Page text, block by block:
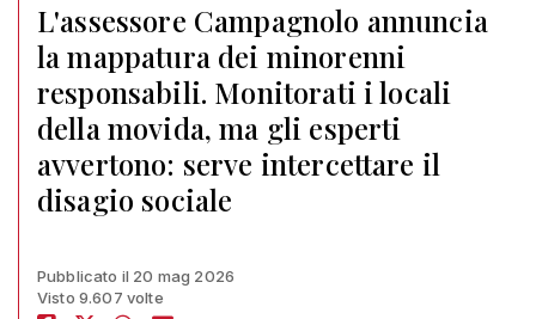
L'assessore Campagnolo annuncia
la mappatura dei minorenni
responsabili. Monitorati i locali
della movida, ma gli esperti
avvertono: serve intercettare il
disagio sociale
Pubblicato il 20 mag 2026
Visto 9.607 volte